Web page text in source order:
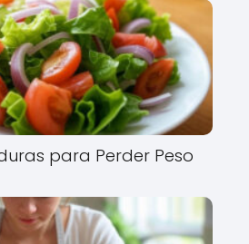
para Perder Peso